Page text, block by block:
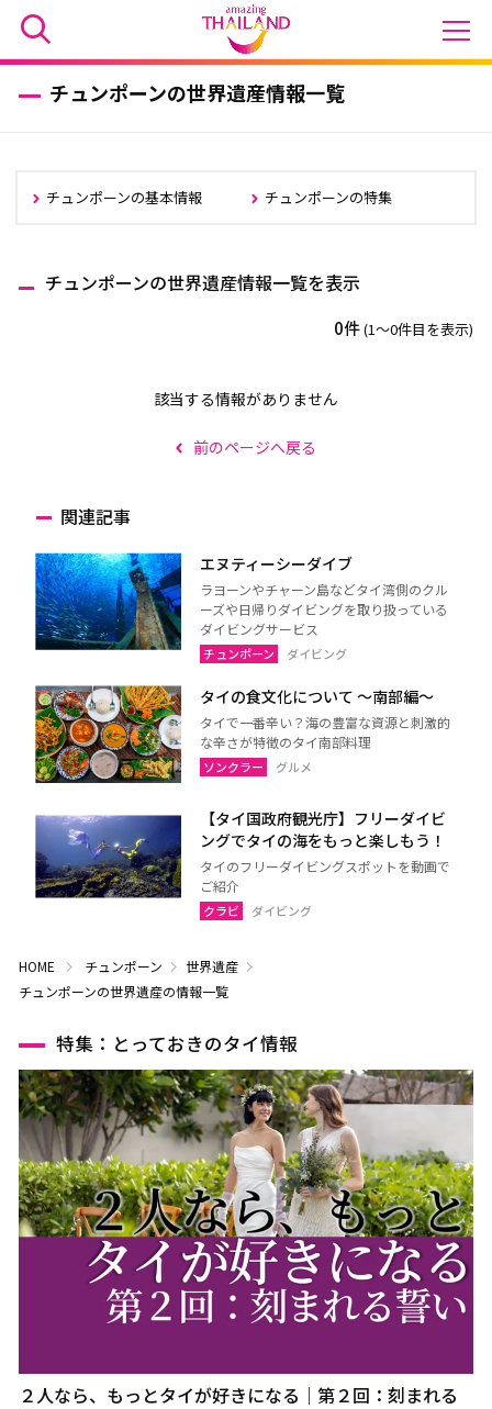
チュンポーンの世界遺産情報一覧
チュンポーンの基本情報 チュンポーンの特集
チュンポーンの世界遺産情報一覧を表示
0件(1〜0件目を表示)
該当する情報がありません
前のページへ戻る
関連記事
エヌティーシーダイブ
ラヨーンやチャーン島などタイ湾側のクル
ーズや日帰りダイビングを取り扱っている
ダイビングサービス
チュンポーン ダイビング
タイの食文化について 〜南部編〜
タイで一番辛い？海の豊富な資源と刺激的
な辛さが特徴のタイ南部料理
ソンクラー グルメ
【タイ国政府観光庁】フリーダイビ
ングでタイの海をもっと楽しもう！
タイのフリーダイビングスポットを動画で
ご紹介
クラビ ダイビング
HOME チュンポーン
世界遺産
チュンポーンの世界遺産の情報一覧
特集：とっておきのタイ情報
２人なら、もっとタイが好きになる｜第２回：刻まれる